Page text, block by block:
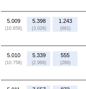
5.009
(10.658)
5.398
(3.026)
1.243
(661)
5.010
(10.758)
5.339
(2.969)
555
(289)